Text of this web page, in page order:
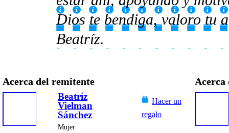
Dios te bendiga, valoro tu
Beatríz.
Acerca del remitente
Beatríz
Vielman
Sánchez
Mujer
Hacer un
regalo
Acerca